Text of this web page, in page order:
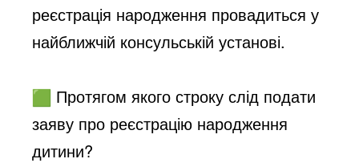
реєстрація народження провадиться у
найближчій консульській установі.
Протягом якого строку слід подати
заяву про реєстрацію народження
дитини?